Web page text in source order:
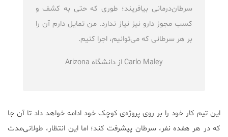
سرطان‌درمانی بیافریند؛ طوری که حتی به کشف و
کسب مجوز دارو نیز نیاز ندارد. من تمایل دارم آن را
بر هر سرطانی که می‌توانیم، اجرا کنیم.
Carlo Maley از دانشگاه Arizona
این تیم کار خود را بر روی پروژه‌ی کوچک خود ادامه خواهد داد تا آن جا
که در هر هفده نفر، سرطان پیشرفت کند؛ اما این انتظار، طولانی‌مدت